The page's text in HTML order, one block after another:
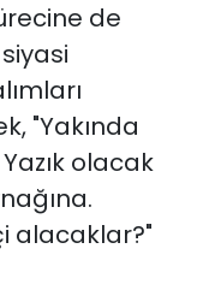
de
"Yakında
olacak
alacaklar?"